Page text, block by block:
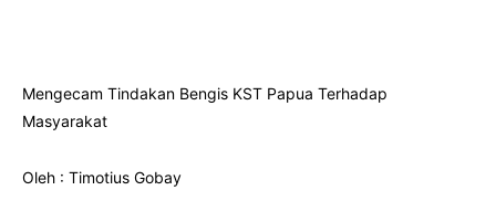
Mengecam Tindakan Bengis KST Papua Terhadap
Masyarakat
Oleh : Timotius Gobay